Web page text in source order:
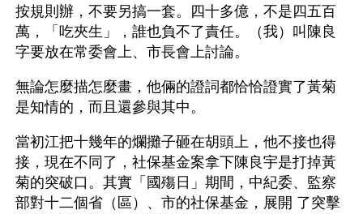
按規則辦，不要另搞一套。四十多億，不是四五百
萬，「吃夾生」，誰也負不了責任。（我）叫陳良
字要放在常委會上、市長會上討論。
無論怎麼描怎麼畫，他倆的證詞都恰恰證實了黃菊
是知情的，而且還參與其中。
當初江把十幾年的爛攤子砸在胡頭上，他不接也得
接，現在不同了，社保基金案拿下陳良宇是打掉黃
菊的突破口。其實「國殤日」期間，中紀委、監察
部對十二個省（區）、市的社保基金，展開 了突擊